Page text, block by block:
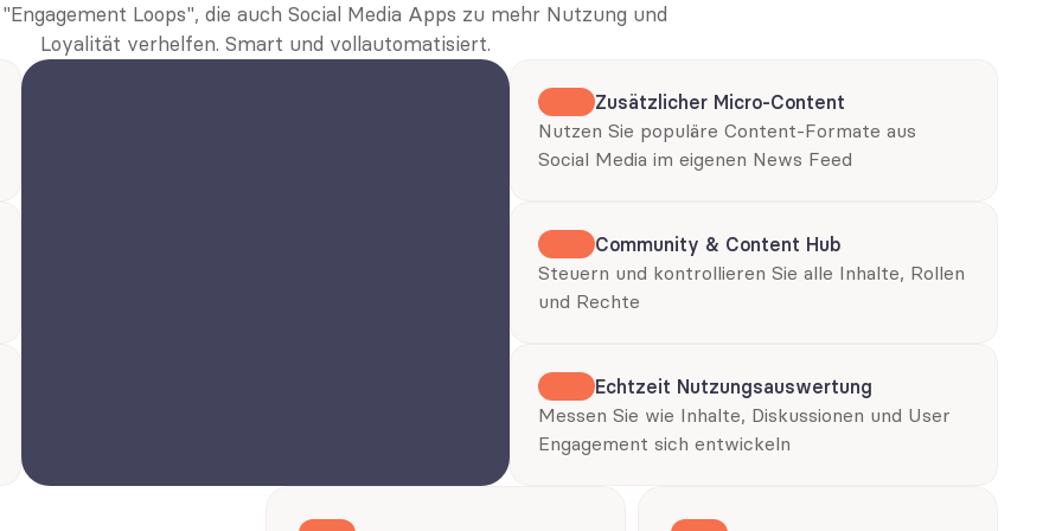
Loops", die auch Social Media Apps zu mehr Nutzung und
Loyalität verhelfen. Smart und vollautomatisiert.
Zusätzlicher Micro-Content
Nutzen Sie populäre Content-Formate aus
Social Media im eigenen News Feed
Community & Content Hub
Steuern und kontrollieren Sie alle Inhalte, Rollen
und Rechte
Echtzeit Nutzungsauswertung
Messen Sie wie Inhalte, Diskussionen und User
Engagement sich entwickeln